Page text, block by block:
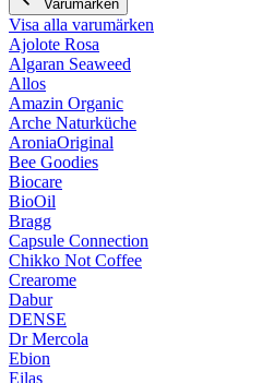
Varumärken
Visa alla varumärken
Ajolote Rosa
Algaran Seaweed
Allos
Amazin Organic
Arche Naturküche
AroniaOriginal
Bee Goodies
Biocare
BioOil
Bragg
Capsule Connection
Chikko Not Coffee
Crearome
Dabur
DENSE
Dr Mercola
Ebion
Eilas